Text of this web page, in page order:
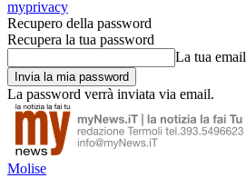
myprivacy
Recupero della password
Recupera la tua password
La tua email
La password verrà inviata via email.
Molise